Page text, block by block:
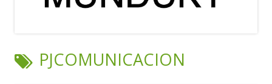
ETIQUETA:
PJCOMUNICACION